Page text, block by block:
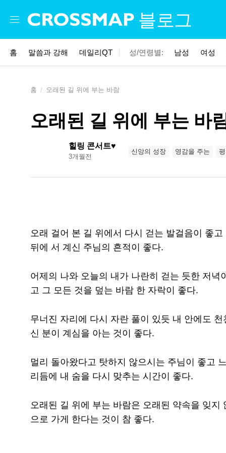
블로그
홈 말씀과 강해 데일리QT 성/연령별: 남성 여성
홈 오래된 길 위에 부는 바람
오래된 길 위에 부는 바
힐링 콘서트♥
3개월전
신앙의 성장 영감을 주는
오래 걸어 본 길 위에서 다시 걷는 발걸음이 좋
뒤에 서 계신 주님의 흔적이 좋다.
어제의 나와 오늘의 내가 나란히 걷는 듯한 저
고 그 모든 것을 덮는 바람 한 자락이 좋다.
무너진 자리에 다시 자란 풀이 있듯 내 안에도
신 분이 계심을 아는 것이 좋다.
멀리 돌아왔다고 탓하지 않으시는 주님이 좋고
리듬에 내 숨을 다시 맞추는 시간이 좋다.
오래된 길 위에 부는 바람은 오래된 약속을 잊
으로 가게 한다는 것이 참 좋다.